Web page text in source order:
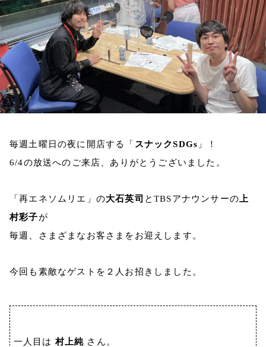
毎週土曜日の夜に開店する「 スナックSDGs 」！
6/4の放送へのご来店、ありがとうございました。
「再エネソムリエ」の大石英司 とTBSアナウンサーの上
村彩子が
毎週、さまざまなお客さまをお迎えします。
今回も素敵なゲストを２人お招きしました。
一人目は村上純 さん。